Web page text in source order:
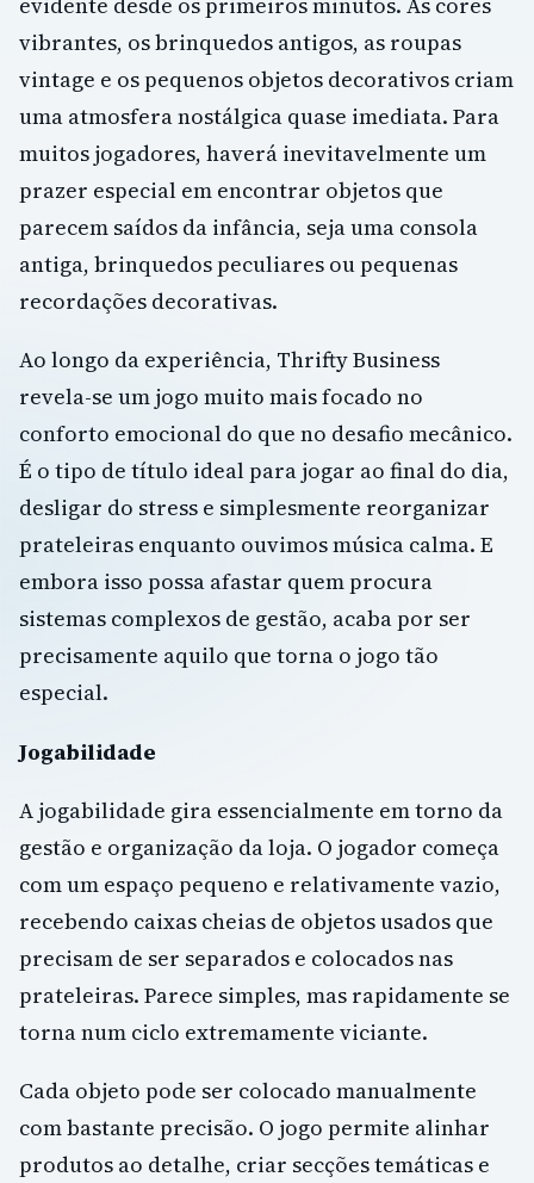
vibrantes, os brinquedos antigos, as roupas
vintage e os pequenos objetos decorativos criam
uma atmosfera nostálgica quase imediata. Para
muitos jogadores, haverá inevitavelmente um
prazer especial em encontrar objetos que
parecem saídos da infância, seja uma consola
antiga, brinquedos peculiares ou pequenas
recordações decorativas.
Ao longo da experiência, Thrifty Business
revela-se um jogo muito mais focado no
conforto emocional do que no desafio mecânico.
É o tipo de título ideal para jogar ao final do dia,
desligar do stress e simplesmente reorganizar
prateleiras enquanto ouvimos música calma. E
embora isso possa afastar quem procura
sistemas complexos de gestão, acaba por ser
precisamente aquilo que torna o jogo tão
especial.
Jogabilidade
A jogabilidade gira essencialmente em torno da
gestão e organização da loja. O jogador começa
com um espaço pequeno e relativamente vazio,
recebendo caixas cheias de objetos usados que
precisam de ser separados e colocados nas
prateleiras. Parece simples, mas rapidamente se
torna num ciclo extremamente viciante.
Cada objeto pode ser colocado manualmente
com bastante precisão. O jogo permite alinhar
produtos ao detalhe, criar secções temáticas e